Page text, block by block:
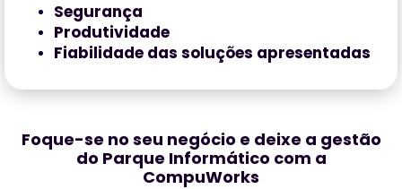
Segurança
Produtividade
Fiabilidade das soluções apresentadas
Foque-se no seu negócio e deixe a gestão
do Parque Informático com a
CompuWorks